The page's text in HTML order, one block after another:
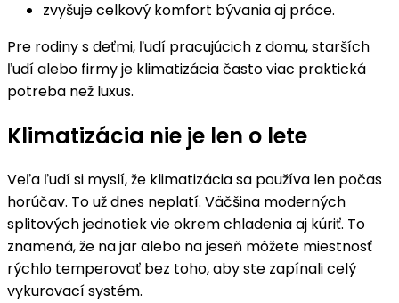
zvyšuje celkový komfort bývania aj práce.
Pre rodiny s deťmi, ľudí pracujúcich z domu, starších
ľudí alebo firmy je klimatizácia často viac praktická
potreba než luxus.
Klimatizácia nie je len o lete
Veľa ľudí si myslí, že klimatizácia sa používa len počas
horúčav. To už dnes neplatí. Väčšina moderných
splitových jednotiek vie okrem chladenia aj kúriť. To
znamená, že na jar alebo na jeseň môžete miestnosť
rýchlo temperovať bez toho, aby ste zapínali celý
vykurovací systém.